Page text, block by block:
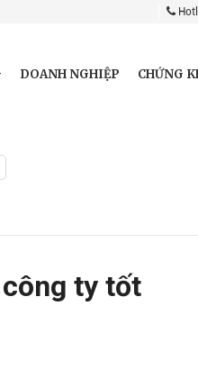
DOANH NGHIỆP CHỨNG
ty tốt